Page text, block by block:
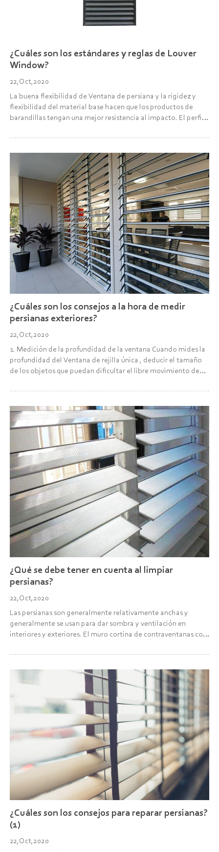
¿Cuáles son los estándares y reglas de Louver
Window?
22,Oct,2020
La buena flexibilidad de Ventana de persiana y la rigidez y
flexibilidad del material base hacen que los productos de
barandillas tengan una mejor resistencia al impacto. El perfil
excepción del acero inoxidable, el tra...
¿Cuáles son los consejos a la hora de medir
persianas exteriores?
22,Oct,2020
1. Medición de la profundidad de la ventana Cuando mides la
profundidad del Ventana de rejilla única , deducir el tamaño
de los objetos que puedan dificultar el libre movimiento de
puedan girar con normalidad y lib...
¿Qué se debe tener en cuenta al limpiar
persianas?
22,Oct,2020
Las persianas son generalmente relativamente anchas y
generalmente se usan para dar sombra y ventilación en
interiores y exteriores. El muro cortina de contraventanas con
evolucionó a partir de las contraventanas. El muro cortina de
¿Cuáles son los consejos para reparar persianas?
(1)
22,Oct,2020